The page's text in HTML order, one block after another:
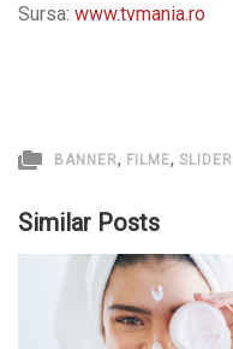
Sursa: www.tvmania.ro
BANNER, FILME, SLIDER
Similar Posts